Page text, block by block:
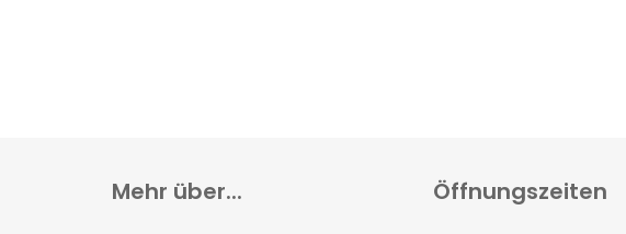
Mehr über... Öffnungszeiten